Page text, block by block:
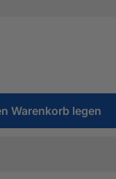
Warenkorb legen